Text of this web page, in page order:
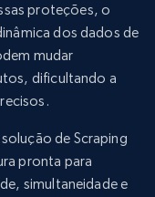
proteções, o
dos dados de
mudar
dificultando a
de Scraping
pronta para
simultaneidade e